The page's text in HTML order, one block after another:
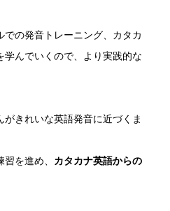
での発音トレーニング、カタカ
学んでいくので、より実践的な
きれいな英語発音に近づくま
を進め、 カタカナ英語からの